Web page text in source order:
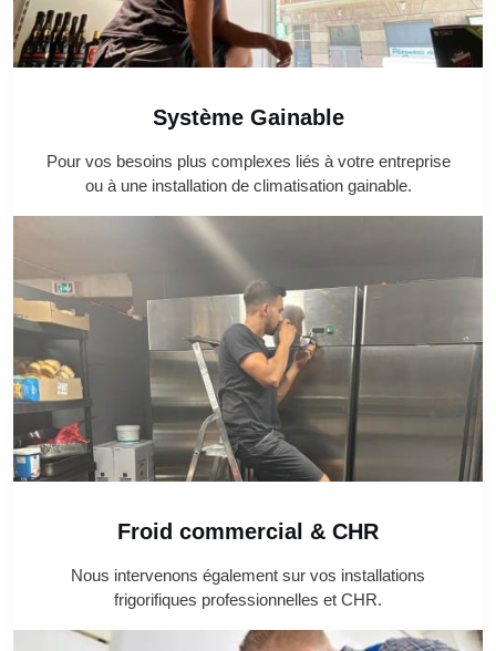
Système Gainable
Pour vos besoins plus complexes liés à votre entreprise
ou à une installation de climatisation gainable.
Froid commercial & CHR
Nous intervenons également sur vos installations
frigorifiques professionnelles et CHR.